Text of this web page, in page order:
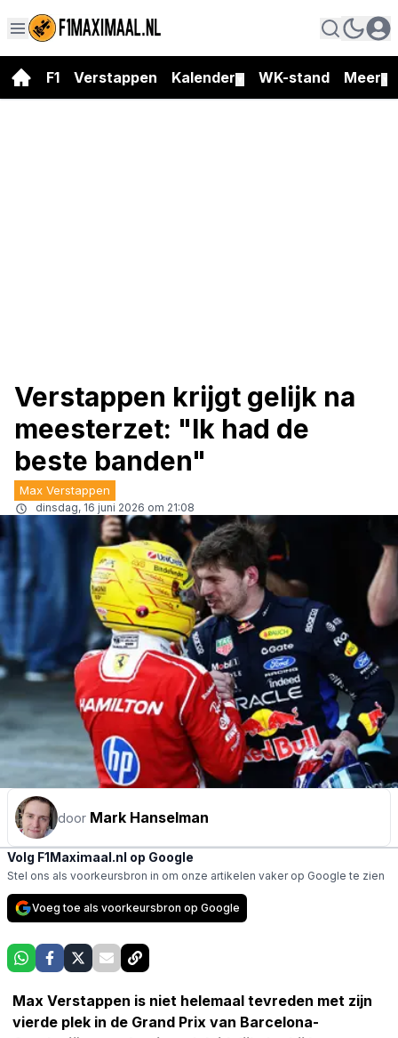
F1 Verstappen Kalender WK-stand Meer
Verstappen krijgt gelijk na
meesterzet: "Ik had de
beste banden"
Max Verstappen
dinsdag, 16 juni 2026 om 21:08
door Mark Hanselman
Volg F1Maximaal.nl op Google
Stel ons als voorkeursbron in om onze artikelen vaker op Google te zien
Voeg toe als voorkeursbron op Google
Max Verstappen is niet helemaal tevreden met zijn
vierde plek in de Grand Prix van Barcelona-